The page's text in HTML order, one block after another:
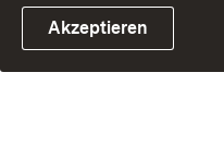
Akzeptieren